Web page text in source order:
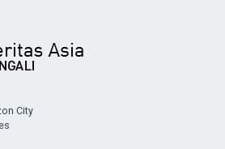
City